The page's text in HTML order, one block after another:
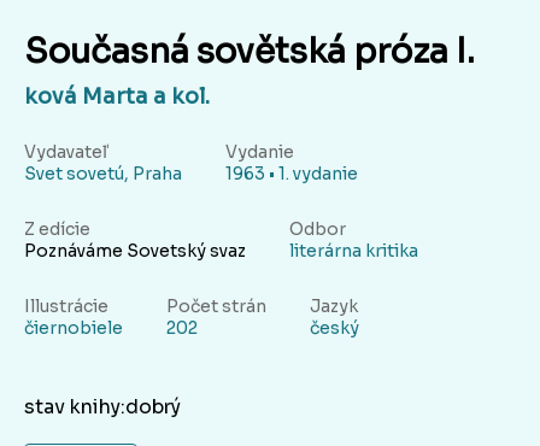
Současná sovětská próza I.
ková Marta a kol.
Vydavateľ
Svet sovetú, Praha
Vydanie
1963 • 1. vydanie
Z edície
Poznáváme Sovetský svaz
Odbor
literárna kritika
Illustrácie
čiernobiele
Počet strán
202
Jazyk
český
stav knihy:dobrý